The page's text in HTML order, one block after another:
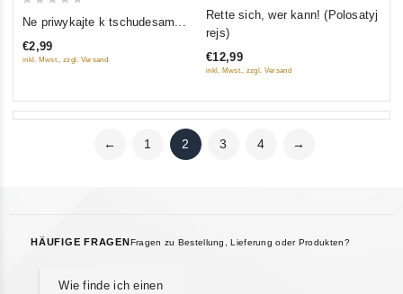
out
of
Ne priwykajte k tschudesam...
€2,99
inkl. Mwst., zzgl. Versand 5
Rette sich, wer kann! (Polosatyj
rejs)
€12,99
inkl. Mwst., zzgl. Versand
← 1 2 3 4 →
HÄUFIGE FRAGEN Fragen zu Bestellung, Lieferung oder Produkten?
Wie finde ich einen